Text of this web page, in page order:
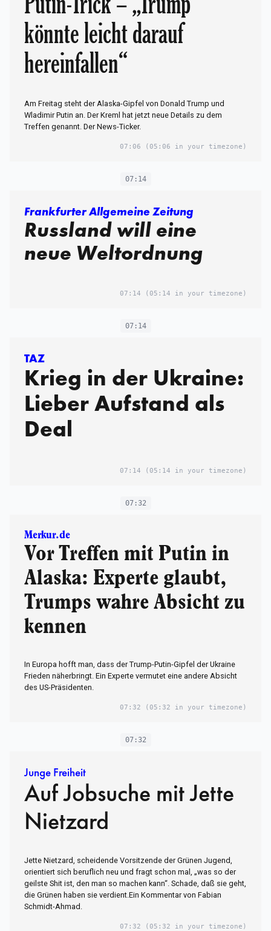
könnte leicht darauf
hereinfallen“
Am Freitag steht der Alaska-Gipfel von Donald Trump und
Wladimir Putin an. Der Kreml hat jetzt neue Details zu dem
Treffen genannt. Der News-Ticker.
07:06 (05:06 in your timezone)
07:14
Frankfurter Allgemeine Zeitung
Russland will eine
neue Weltordnung
07:14 (05:14 in your timezone)
07:14
TAZ
Krieg in der Ukraine:
Lieber Aufstand als
Deal
07:14 (05:14 in your timezone)
07:32
Merkur.de
Vor Treffen mit Putin in
Alaska: Experte glaubt,
Trumps wahre Absicht zu
kennen
In Europa hofft man, dass der Trump-Putin-Gipfel der Ukraine
Frieden näherbringt. Ein Experte vermutet eine andere Absicht
des US-Präsidenten.
07:32 (05:32 in your timezone)
07:32
Junge Freiheit
Auf Jobsuche mit Jette
Nietzard
Jette Nietzard, scheidende Vorsitzende der Grünen Jugend,
orientiert sich beruflich neu und fragt schon mal, „was so der
geilste Shit ist, den man so machen kann“. Schade, daß sie geht,
die Grünen haben sie verdient.Ein Kommentar von Fabian
Schmidt-Ahmad.
07:32 (05:32 in your timezone)